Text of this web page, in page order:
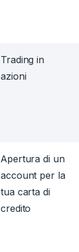
Trading in
azioni
Apertura di un
account per la
tua carta di
credito